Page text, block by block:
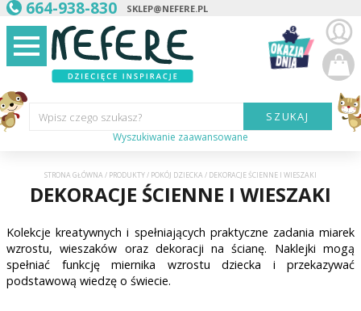
664-938-830 SKLEP@NEFERE.PL
Wpisz czego szukasz?
Kategoria:
Wiek
dziecka:
Płeć dziecka:
SZUKAJ
Wyszukiwanie zaawansowane
STRONA GŁÓWNA/ PRODUKTY/ POKÓJ DZIECKA/ DEKORACJE ŚCIENNE I WIESZAKI
DEKORACJE ŚCIENNE I WIESZAKI
Kolekcje kreatywnych i spełniających praktyczne zadania miarek
wzrostu, wieszaków oraz dekoracji na ścianę. Naklejki mogą
spełniać funkcję miernika wzrostu dziecka i przekazywać
podstawową wiedzę o świecie.